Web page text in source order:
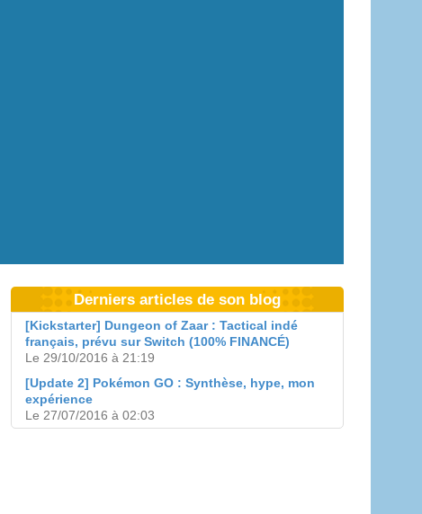
Derniers articles de son blog
[Kickstarter] Dungeon of Zaar : Tactical indé
français, prévu sur Switch (100% FINANCÉ)
Le 29/10/2016 à 21:19
[Update 2] Pokémon GO : Synthèse, hype, mon
expérience
Le 27/07/2016 à 02:03